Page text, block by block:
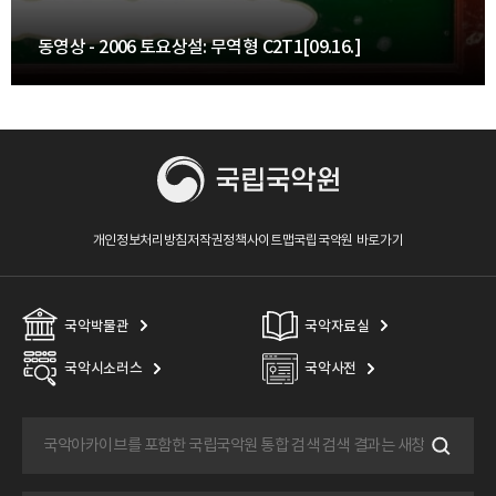
동영상 - 2006 토요상설: 무역형 C2T1[09.16.]
개인정보처리방침저작권정책사이트맵국립국악원 바로가기
국악박물관 국악자료실
국악시소러스 국악사전